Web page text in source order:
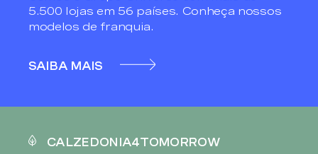
5.500 lojas em 56 países. Conheça nossos
modelos de franquia.
SAIBA MAIS
CALZEDONIA4TOMORROW